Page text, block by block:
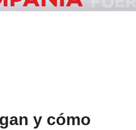
y cómo